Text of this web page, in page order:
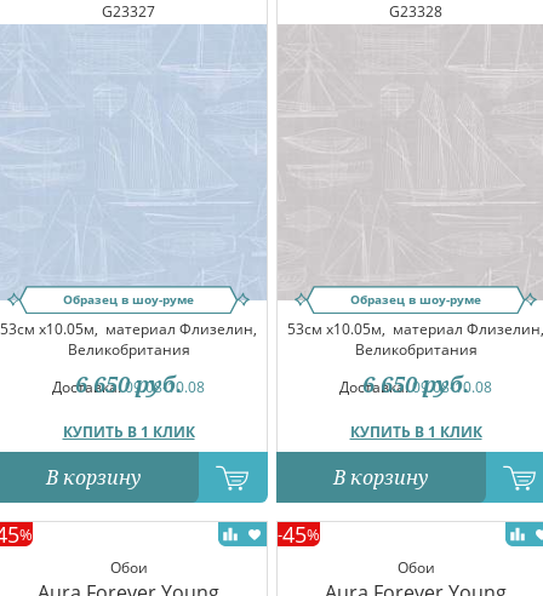
G23327
Образец в шоу-руме
53см x10.05м, материал Флизелин,
Великобритания
Доставка:09.08-10.08
КУПИТЬ В 1 КЛИК
6 650 руб.
В корзину
G23328
Образец в шоу-руме
53см x10.05м, материал Флизелин,
Великобритания
Доставка:09.08-10.08
КУПИТЬ В 1 КЛИК
6 650 руб.
В корзину
Обои
%
Обои
-45%